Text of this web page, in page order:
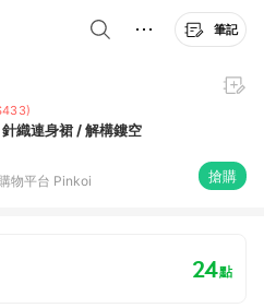
筆記
織連身裙 / 解構鏤空
物平台 Pinkoi 搶購
24點